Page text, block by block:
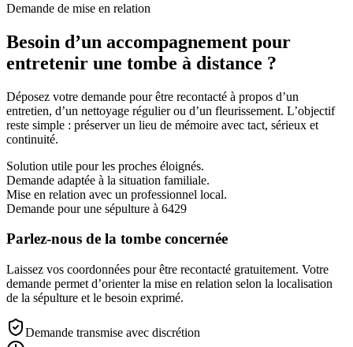
Demande de mise en relation
Besoin d’un accompagnement pour
entretenir une tombe à distance ?
Déposez votre demande pour être recontacté à propos d’un
entretien, d’un nettoyage régulier ou d’un fleurissement. L’objectif
reste simple : préserver un lieu de mémoire avec tact, sérieux et
continuité.
Solution utile pour les proches éloignés.
Demande adaptée à la situation familiale.
Mise en relation avec un professionnel local.
Demande pour une sépulture à 6429
Parlez-nous de la tombe concernée
Laissez vos coordonnées pour être recontacté gratuitement. Votre
demande permet d’orienter la mise en relation selon la localisation
de la sépulture et le besoin exprimé.
Demande transmise avec discrétion